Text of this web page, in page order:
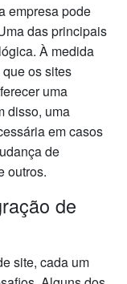
empresa pode
das principais
À medida
os sites
uma
disso, uma
em casos
de
outros.
de
site, cada um